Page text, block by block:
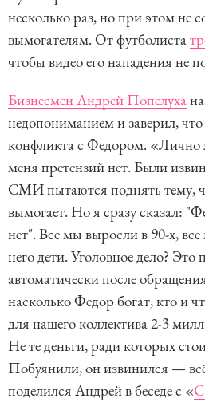
несколько раз, но при этом не
вымогателям. От футболиста
чтобы видео его нападения не
Бизнесмен Андрей Попелуха
недопониманием и заверил, что
конфликта с Федором. «Лично
меня претензий нет. Были
СМИ пытаются поднять тему,
вымогает. Но я сразу сказал:
нет". Все мы выросли в 90-х,
него дети. Уголовное дело? Это
автоматически после
насколько Федор богат, кто и
для нашего коллектива 2-3
Не те деньги, ради которых
Побуянили, он извинился —
поделился Андрей в беседе с «